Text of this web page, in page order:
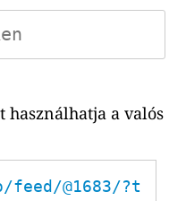
használhatja a valós
@1683/?t